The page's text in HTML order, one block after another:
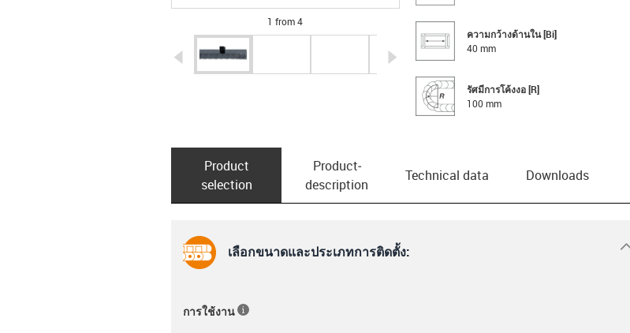
1 from 4
igus-icon-arrow-left igus-icon-arrow-right
ความกว้างด้านใน [Bi]
40 mm
รัศมีการโค้งงอ [R]
100 mm
Product
selection
Product­
description
Technical data Downloads
เลือกขนาดและประเภทการติดตั้ง:
การใช้งาน